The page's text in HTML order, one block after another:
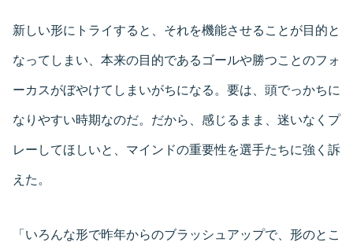
新しい形にトライすると、それを機能させることが目的と
なってしまい、本来の目的であるゴールや勝つことのフォ
ーカスがぼやけてしまいがちになる。要は、頭でっかちに
なりやすい時期なのだ。だから、感じるまま、迷いなくプ
レーしてほしいと、マインドの重要性を選手たちに強く訴
えた。
「いろんな形で昨年からのブラッシュアップで、形のとこ